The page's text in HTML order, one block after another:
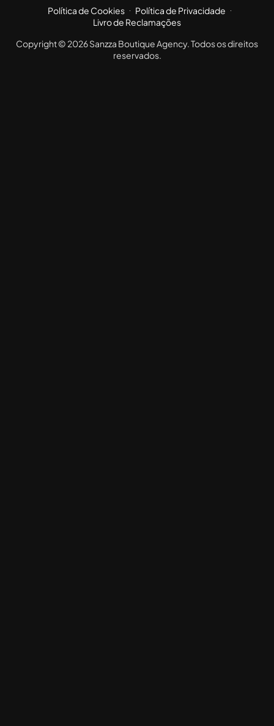
Política de Cookies
Política de Privacidade
Livro de Reclamações
Copyright © 2026 Sanzza Boutique Agency. Todos os direitos
reservados.